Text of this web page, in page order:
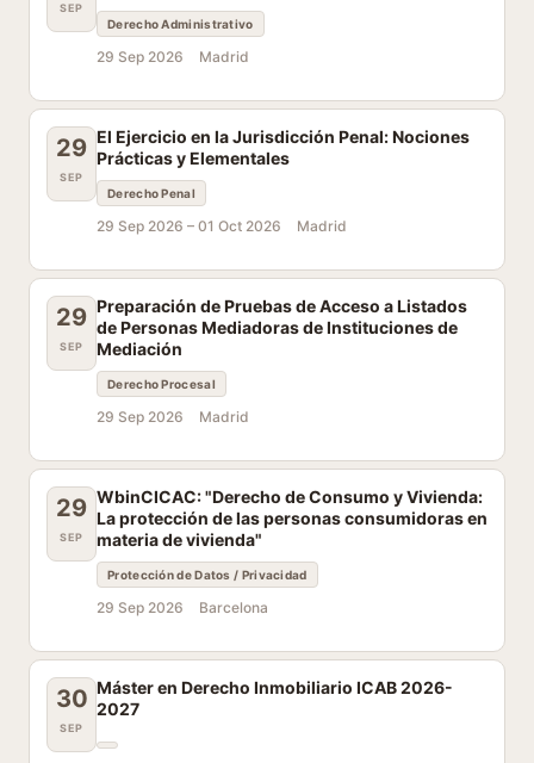
SEP
Derecho Administrativo
29 Sep 2026 Madrid
29
SEP
El Ejercicio en la Jurisdicción Penal: Nociones
Prácticas y Elementales
Derecho Penal
29 Sep 2026 – 01 Oct 2026 Madrid
29
SEP
Preparación de Pruebas de Acceso a Listados
de Personas Mediadoras de Instituciones de
Mediación
Derecho Procesal
29 Sep 2026 Madrid
29
SEP
WbinCICAC: "Derecho de Consumo y Vivienda:
La protección de las personas consumidoras en
materia de vivienda"
Protección de Datos / Privacidad
29 Sep 2026 Barcelona
30
SEP
Máster en Derecho Inmobiliario ICAB 2026-
2027